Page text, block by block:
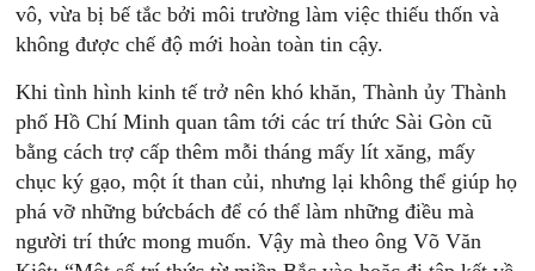
vô, vừa bị bế tắc bởi môi trường làm việc thiếu thốn và
không được chế độ mới hoàn toàn tin cậy.
Khi tình hình kinh tế trở nên khó khăn, Thành ủy Thành
phố Hồ Chí Minh quan tâm tới các trí thức Sài Gòn cũ
bằng cách trợ cấp thêm mỗi tháng mấy lít xăng, mấy
chục ký gạo, một ít than củi, nhưng lại không thể giúp họ
phá vỡ những bứcbách để có thể làm những điều mà
người trí thức mong muốn. Vậy mà theo ông Võ Văn